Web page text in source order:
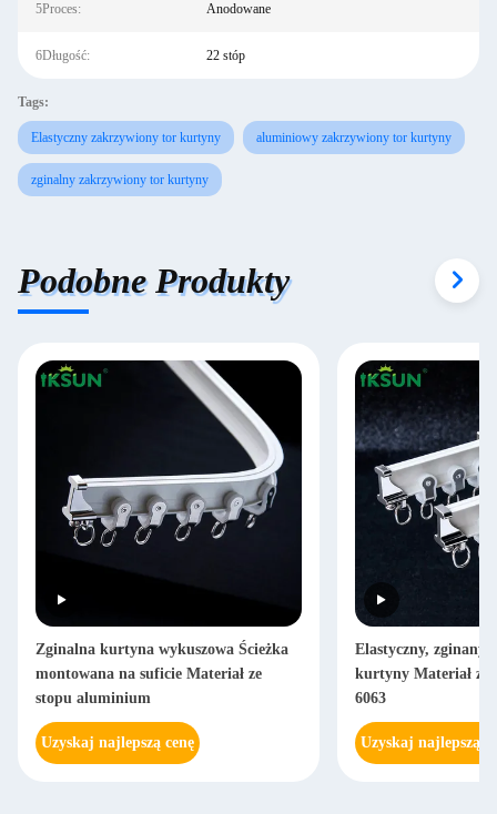
5Proces: Anodowane
6Długość: 22 stóp
Tags:
Elastyczny zakrzywiony tor kurtyny aluminiowy zakrzywiony tor kurtyny
zginalny zakrzywiony tor kurtyny
Podobne Produkty
Zginalna kurtyna wykuszowa Ścieżka
montowana na suficie Materiał ze
stopu aluminium
Uzyskaj najlepszą cenę
Elastyczny,
kurtyny Materiał ze
6063
Uzyskaj najlepszą